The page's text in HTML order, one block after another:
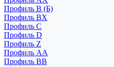
Профиль B (Б)
Профиль BX
Профиль C
Профиль D
Профиль Z
Профиль АА
Профиль BB